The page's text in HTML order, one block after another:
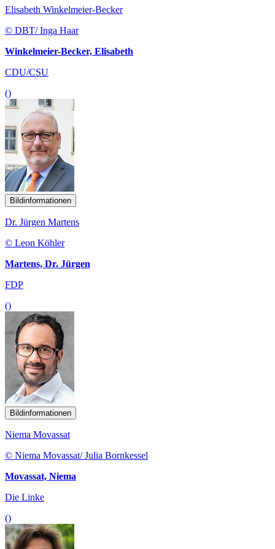
Elisabeth Winkelmeier-Becker
© DBT/ Inga Haar
Winkelmeier-Becker, Elisabeth
CDU/CSU
()
Bildinformationen
Dr. Jürgen Martens
© Leon Köhler
Martens, Dr. Jürgen
FDP
()
Bildinformationen
Niema Movassat
© Niema Movassat/ Julia Bornkessel
Movassat, Niema
Die Linke
()